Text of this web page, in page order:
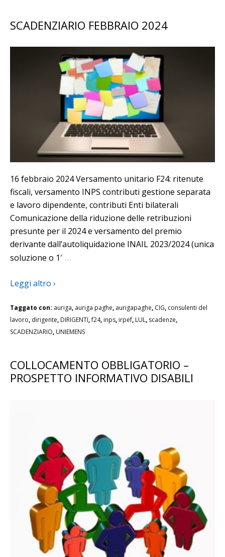
SCADENZIARIO FEBBRAIO 2024
16 febbraio 2024 Versamento unitario F24: ritenute
fiscali, versamento INPS contributi gestione separata
e lavoro dipendente, contributi Enti bilaterali
Comunicazione della riduzione delle retribuzioni
presunte per il 2024 e versamento del premio
derivante dall’autoliquidazione INAIL 2023/2024 (unica
soluzione o 1′ …
Leggi altro ›
Taggato con: auriga, auriga paghe, aurigapaghe, CIG, consulenti del
lavoro, dirigente, DIRIGENTI,f24, inps, irpef, LUL, scadenze,
SCADENZIARIO, UNIEMENS
COLLOCAMENTO OBBLIGATORIO –
PROSPETTO INFORMATIVO DISABILI